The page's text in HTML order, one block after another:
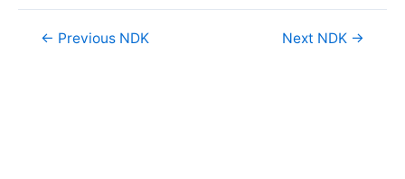
← Previous NDK Next NDK →